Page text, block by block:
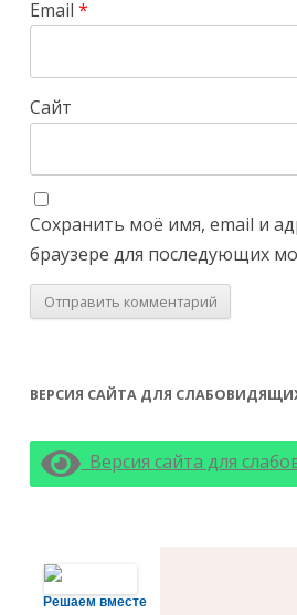
Email*
Сайт
Сохранить моё имя, email и
браузере для последующих
ВЕРСИЯ САЙТА ДЛЯ
Версия сайта для
Решаем вместе